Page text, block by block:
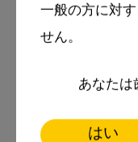
一般の方に対
せん。
あなたは
はい
大阪大学歯
2000年 スウェ
2007年 アイル